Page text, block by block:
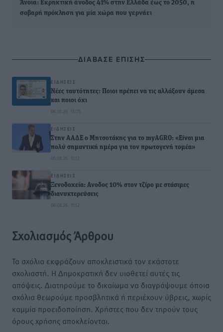
Άνοια: Εκρηκτική άνοδος 41% στην Ελλάδα έως το 2050, η
σοβαρή πρόκληση για μία χώρα που γερνάει
ΔΙΑΒΑΣΕ ΕΠΙΣΗΣ
ΕΙΔΉΣΕΙΣ
Νέες ταυτότητες: Ποιοι πρέπει να τις αλλάξουν άμεσα
και ποιοι όχι
06.08.26 · 13:25
ΕΙΔΉΣΕΙΣ
Στην ΑΑΔΕ ο Μητσοτάκης για το myAGRO: «Είναι μια
πολύ σημαντική ημέρα για τον πρωτογενή τομέα»
06.08.26 · 11:37
ΕΙΔΉΣΕΙΣ
Ξενοδοχεία: Ανοδος 10% στον τζίρο με στάσιμες
διανυκτερεύσεις
06.08.26 · 11:32
Σχολιασμός Άρθρου
Τα σχόλια εκφράζουν αποκλειστικά τον εκάστοτε
σχολιαστή. Η Δημοκρατική δεν υιοθετεί αυτές τις
απόψεις. Διατηρούμε το δικαίωμα να διαγράψουμε όποια
σχόλια θεωρούμε προσβλητικά ή περιέχουν ύβρεις, χωρίς
καμμία προειδοποίηση. Χρήστες που δεν τηρούν τους
όρους χρήσης αποκλείονται.